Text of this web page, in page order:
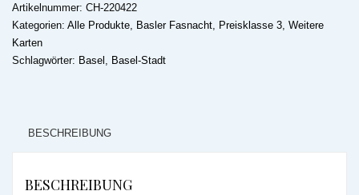
Artikelnummer: CH-220422
Kategorien: Alle Produkte Basler Fasnacht Preisklasse 3 Weitere
Karten
Schlagwörter: Basel Basel-Stadt
BESCHREIBUNG
BESCHREIBUNG